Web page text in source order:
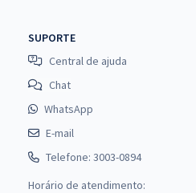
SUPORTE
Central de ajuda
Chat
WhatsApp
E-mail
Telefone: 3003-0894
Horário de atendimento: